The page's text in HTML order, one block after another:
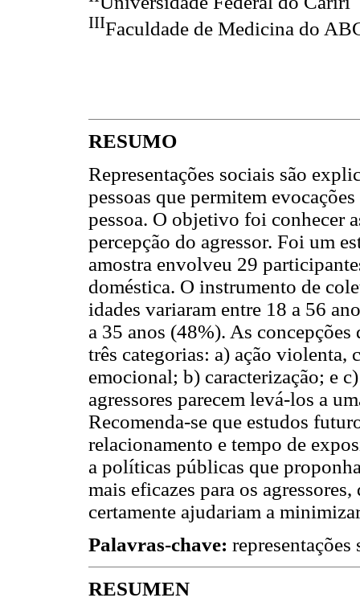
IIIFaculdade de Medicina do
RESUMO
Representações sociais são
pessoas que permitem
pessoa. O objetivo foi conhecer
percepção do agressor. Foi um
amostra envolveu 29
doméstica. O instrumento de
idades variaram entre 18 a 56
a 35 anos (48%). As
três categorias: a) ação violenta,
emocional; b) caracterização; e
agressores parecem levá-los a
Recomenda-se que estudos
relacionamento e tempo de
a políticas públicas que
mais eficazes para os
certamente ajudariam a
Palavras-chave:
RESUMEN